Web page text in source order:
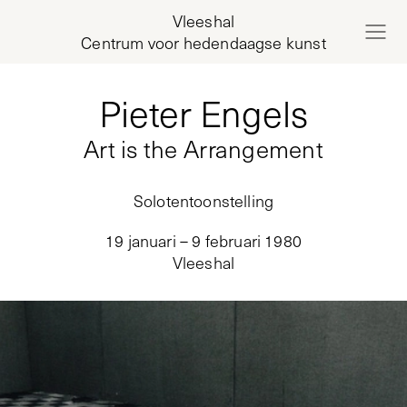
Vleeshal
Centrum voor hedendaagse kunst
Art is the Arrangement
Pieter Engels
Solotentoonstelling
19 januari – 9 februari 1980
Vleeshal